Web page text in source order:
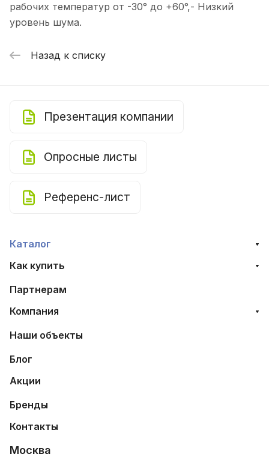
рабочих температур от -30° до +60°,- Низкий
уровень шума.
Назад к списку
Презентация компании
Опросные листы
Референс-лист
Каталог
Как купить
Партнерам
Компания
Наши объекты
Блог
Акции
Бренды
Контакты
Москва